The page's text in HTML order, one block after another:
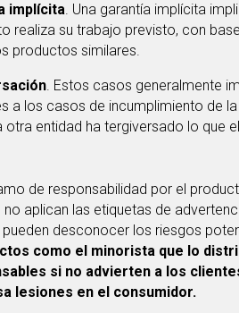
implícita. Una garantía implícita
realiza su trabajo previsto, con
productos similares.
. Estos casos generalmente
a los casos de incumplimiento de
otra entidad ha tergiversado lo que
de responsabilidad por el
aplican las etiquetas de
desconocer los riesgos
como el minorista que lo
si no advierten a los
lesiones en el consumidor.